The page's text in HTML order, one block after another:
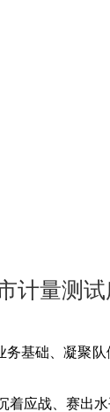
量测
基础、凝
应战、赛